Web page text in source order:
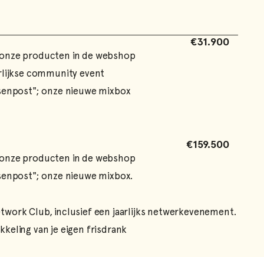
€31.900
producten in de webshop
community event
onze nieuwe mixbox
€159.500
producten in de webshop
onze nieuwe mixbox.
Club, inclusief een jaarlijks netwerkevenement.
van je eigen frisdrank